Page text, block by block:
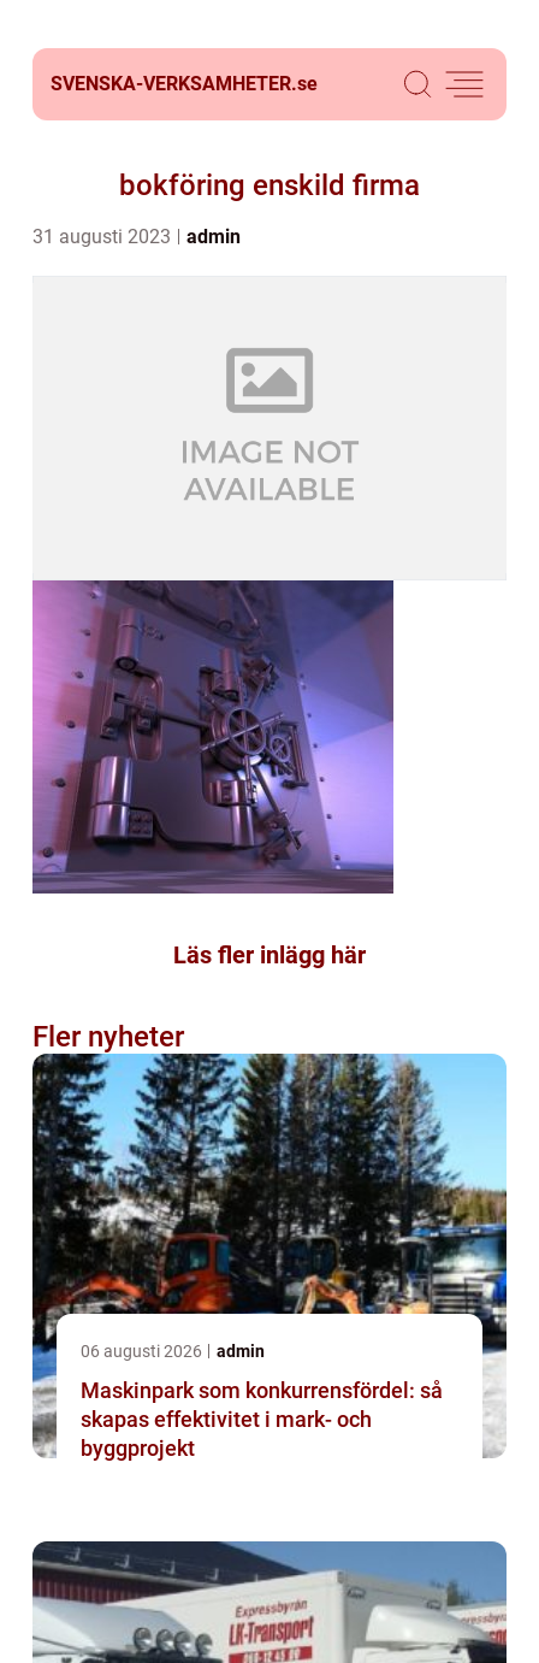
SVENSKA-VERKSAMHETER.se
bokföring enskild firma
31 augusti 2023 admin
Läs fler inlägg här
Fler nyheter
06 augusti 2026 admin
Maskinpark som konkurrensfördel: så
skapas effektivitet i mark- och
byggprojekt